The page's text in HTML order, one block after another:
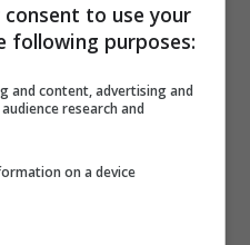
to use your
following purposes:
and content, advertising and
research and
on a device